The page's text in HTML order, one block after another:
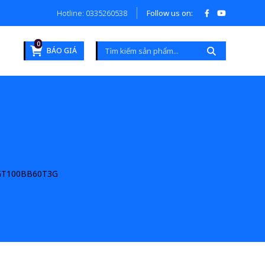
Hotline: 0335260538 Follow us on:
0
BÁO GIÁ